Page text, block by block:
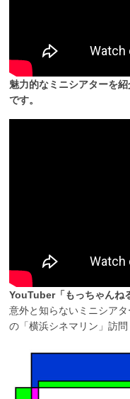
魅力的なミニシアターを
です。
YouTuber「もっちゃんね
意外と知らないミニシア
の「横浜シネマリン」訪問